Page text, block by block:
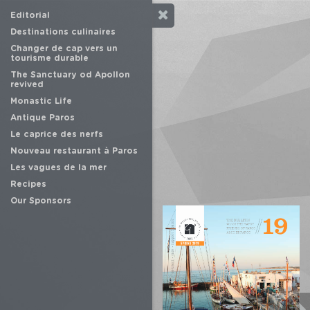
Editorial
Destinations culinaires
Changer de cap vers un
tourisme durable
The Sanctuary od Apollon
revived
Monastic Life
Antique Paros
Le caprice des nerfs
Nouveau restaurant à Paros
Les vagues de la mer
Recipes
Our Sponsors